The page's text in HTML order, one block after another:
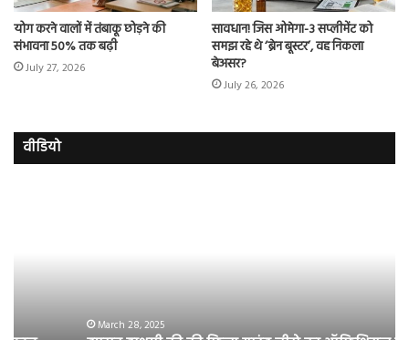
योग करने वालों में तंबाकू छोड़ने की
संभावना 50% तक बढ़ी
July 27, 2026
सावधान! जिस ओमेगा-3 सप्लीमेंट को
समझ रहे थे ‘ब्रेन बूस्टर’, वह निकला
बेअसर?
July 26, 2026
वीडियो
March 28, 2025